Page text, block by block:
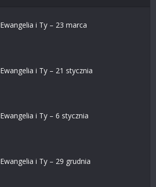
Ewangelia i Ty – 23 marca
Ewangelia i Ty – 21 stycznia
Ewangelia i Ty – 6 stycznia
Ewangelia i Ty – 29 grudnia